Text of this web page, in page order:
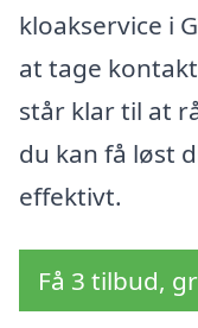
kloakservice i
at tage
står klar til at
du kan få løst
effektivt.
Få 3 tilbud,